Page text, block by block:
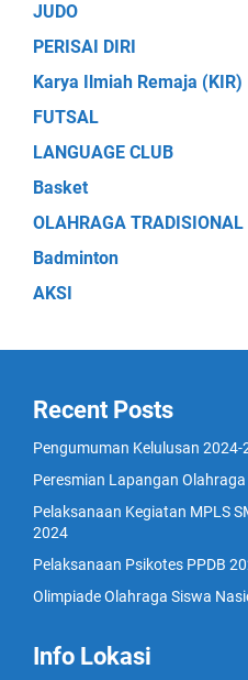
JUDO
PERISAI DIRI
Karya Ilmiah Remaja (KIR)
FUTSAL
LANGUAGE CLUB
Basket
OLAHRAGA TRADISIONAL
Badminton
AKSI
Recent Posts
Pengumuman Kelulusan 2024-
Peresmian Lapangan
Pelaksanaan Kegiatan MPLS
2024
Pelaksanaan Psikotes PPDB
Olimpiade Olahraga Siswa
Info Lokasi